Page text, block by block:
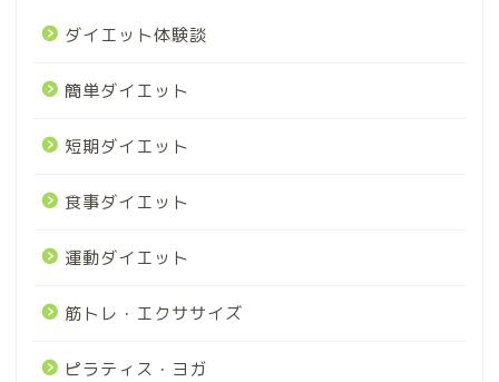
ダイエット体験談
簡単ダイエット
短期ダイエット
食事ダイエット
運動ダイエット
筋トレ・エクササイズ
ピラティス・ヨガ